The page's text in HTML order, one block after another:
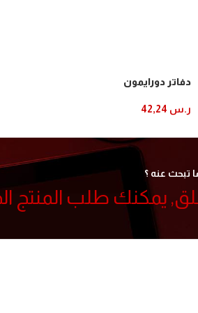
دفاتر دورايمون
ر.س
تبحث عنه ؟
يمكنك طلب المنتج